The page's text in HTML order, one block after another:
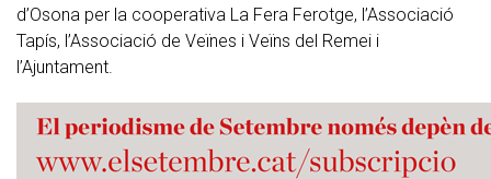
d’Osona per la cooperativa La Fera Ferotge, l’Associació
Tapís, l’Associació de Veïnes i Veïns del Remei i
l’Ajuntament.